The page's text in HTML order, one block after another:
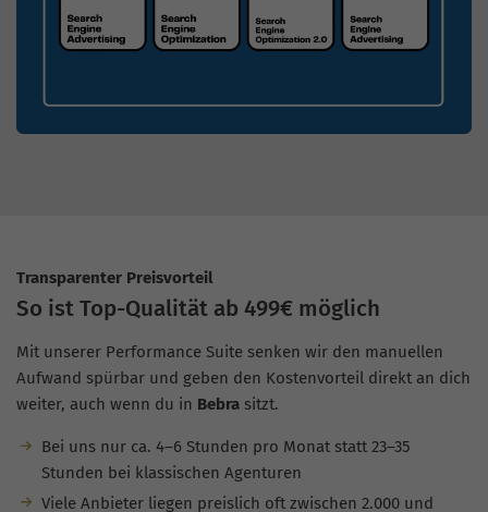
Transparenter Preisvorteil
So ist Top-Qualität ab 499€ möglich
Mit unserer Performance Suite senken wir den manuellen
Aufwand spürbar und geben den Kostenvorteil direkt an dich
weiter, auch wenn du in Bebra sitzt.
Bei uns nur ca. 4–6 Stunden pro Monat statt 23–35
Stunden bei klassischen Agenturen
Viele Anbieter liegen preislich oft zwischen 2.000 und